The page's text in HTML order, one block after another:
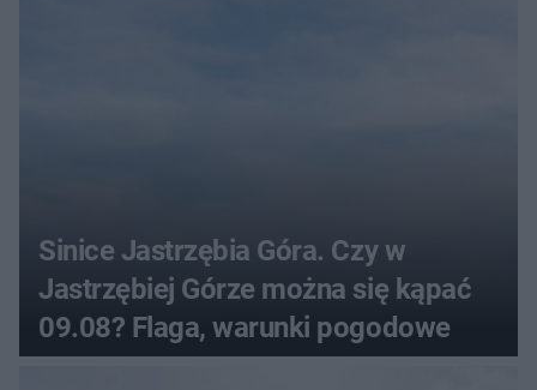
Sinice Jastrzębia Góra. Czy w
Jastrzębiej Górze można się kąpać
09.08? Flaga, warunki pogodowe